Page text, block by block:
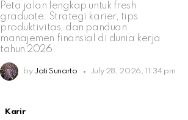
Peta jalan lengkap untuk fresh
graduate: Strategi karier, tips
produktivitas, dan panduan
manajemen finansial di dunia kerja
tahun 2026.
by Jati Sunarto July 28, 2026, 11:34 pm
Karir